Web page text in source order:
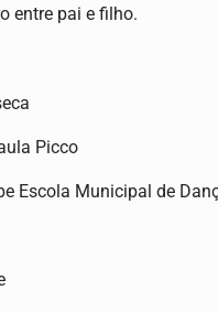
entre pai e filho.
Picco
Escola Municipal de